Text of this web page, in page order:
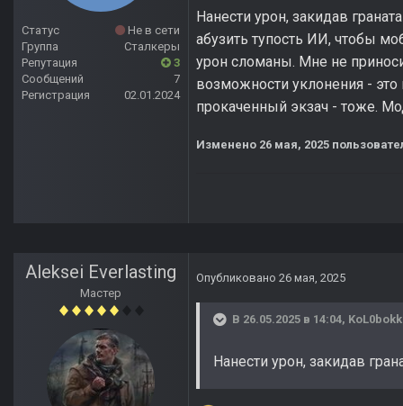
Статус
Не в сети
Группа
Сталкеры
Репутация
3
Сообщений
7
Регистрация
02.01.2024
Нанести урон, закидав
абузить тупость ИИ, чтобы
урон сломаны. Мне не
возможности уклонения -
прокаченный экзач - тоже.
Изменено 26 мая, 2025
Aleksei Everlasting
Мастер
Опубликовано 26 мая, 2025
В 26.05.2025 в 14:04, KoL0bokk
Нанести урон, закидав